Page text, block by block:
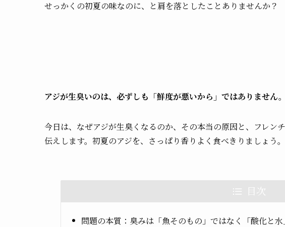
せっかくの初夏の味なのに、と肩を落としたことありませんか？
アジが生臭いのは、必ずしも「鮮度が悪いから」ではありません
今日は、なぜアジが生臭くなるのか、その本当の原因と、フレン
伝えします。初夏のアジを、さっぱり香りよく食べきりましょう。
目次
問題の本質：臭みは「魚そのもの」ではなく「酸化と